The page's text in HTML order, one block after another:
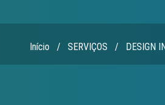
Início / SERVIÇOS / DESIGN